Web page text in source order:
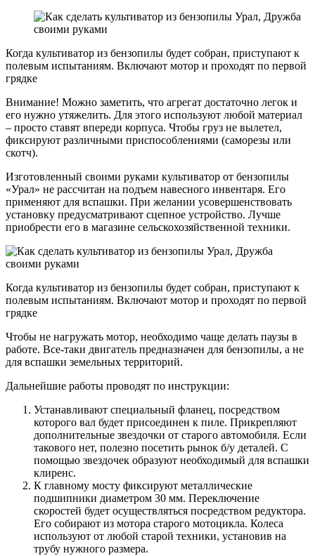
Когда культиватор из бензопилы будет собран, приступают к
полевым испытаниям. Включают мотор и проходят по первой
грядке
Внимание! Можно заметить, что агрегат достаточно легок и
его нужно утяжелить. Для этого используют любой материал
– просто ставят впереди корпуса. Чтобы груз не вылетел,
фиксируют различными приспособлениями (саморезы или
скотч).
Изготовленный своими руками культиватор от бензопилы
«Урал» не рассчитан на подъем навесного инвентаря. Его
применяют для вспашки. При желании усовершенствовать
установку предусматривают сцепное устройство. Лучше
приобрести его в магазине сельскохозяйственной техники.
Когда культиватор из бензопилы будет собран, приступают к
полевым испытаниям. Включают мотор и проходят по первой
грядке
Чтобы не нагружать мотор, необходимо чаще делать паузы в
работе. Все-таки двигатель предназначен для бензопилы, а не
для вспашки земельных территорий.
Дальнейшие работы проводят по инструкции:
Устанавливают специальный фланец, посредством
которого вал будет присоединен к пиле. Прикрепляют
дополнительные звездочки от старого автомобиля. Если
такового нет, полезно посетить рынок б/у деталей. С
помощью звездочек образуют необходимый для вспашки
клиренс.
К главному мосту фиксируют металлические
подшипники диаметром 30 мм. Переключение
скоростей будет осуществляться посредством редуктора.
Его собирают из мотора старого мотоцикла. Колеса
используют от любой старой техники, установив на
трубу нужного размера.